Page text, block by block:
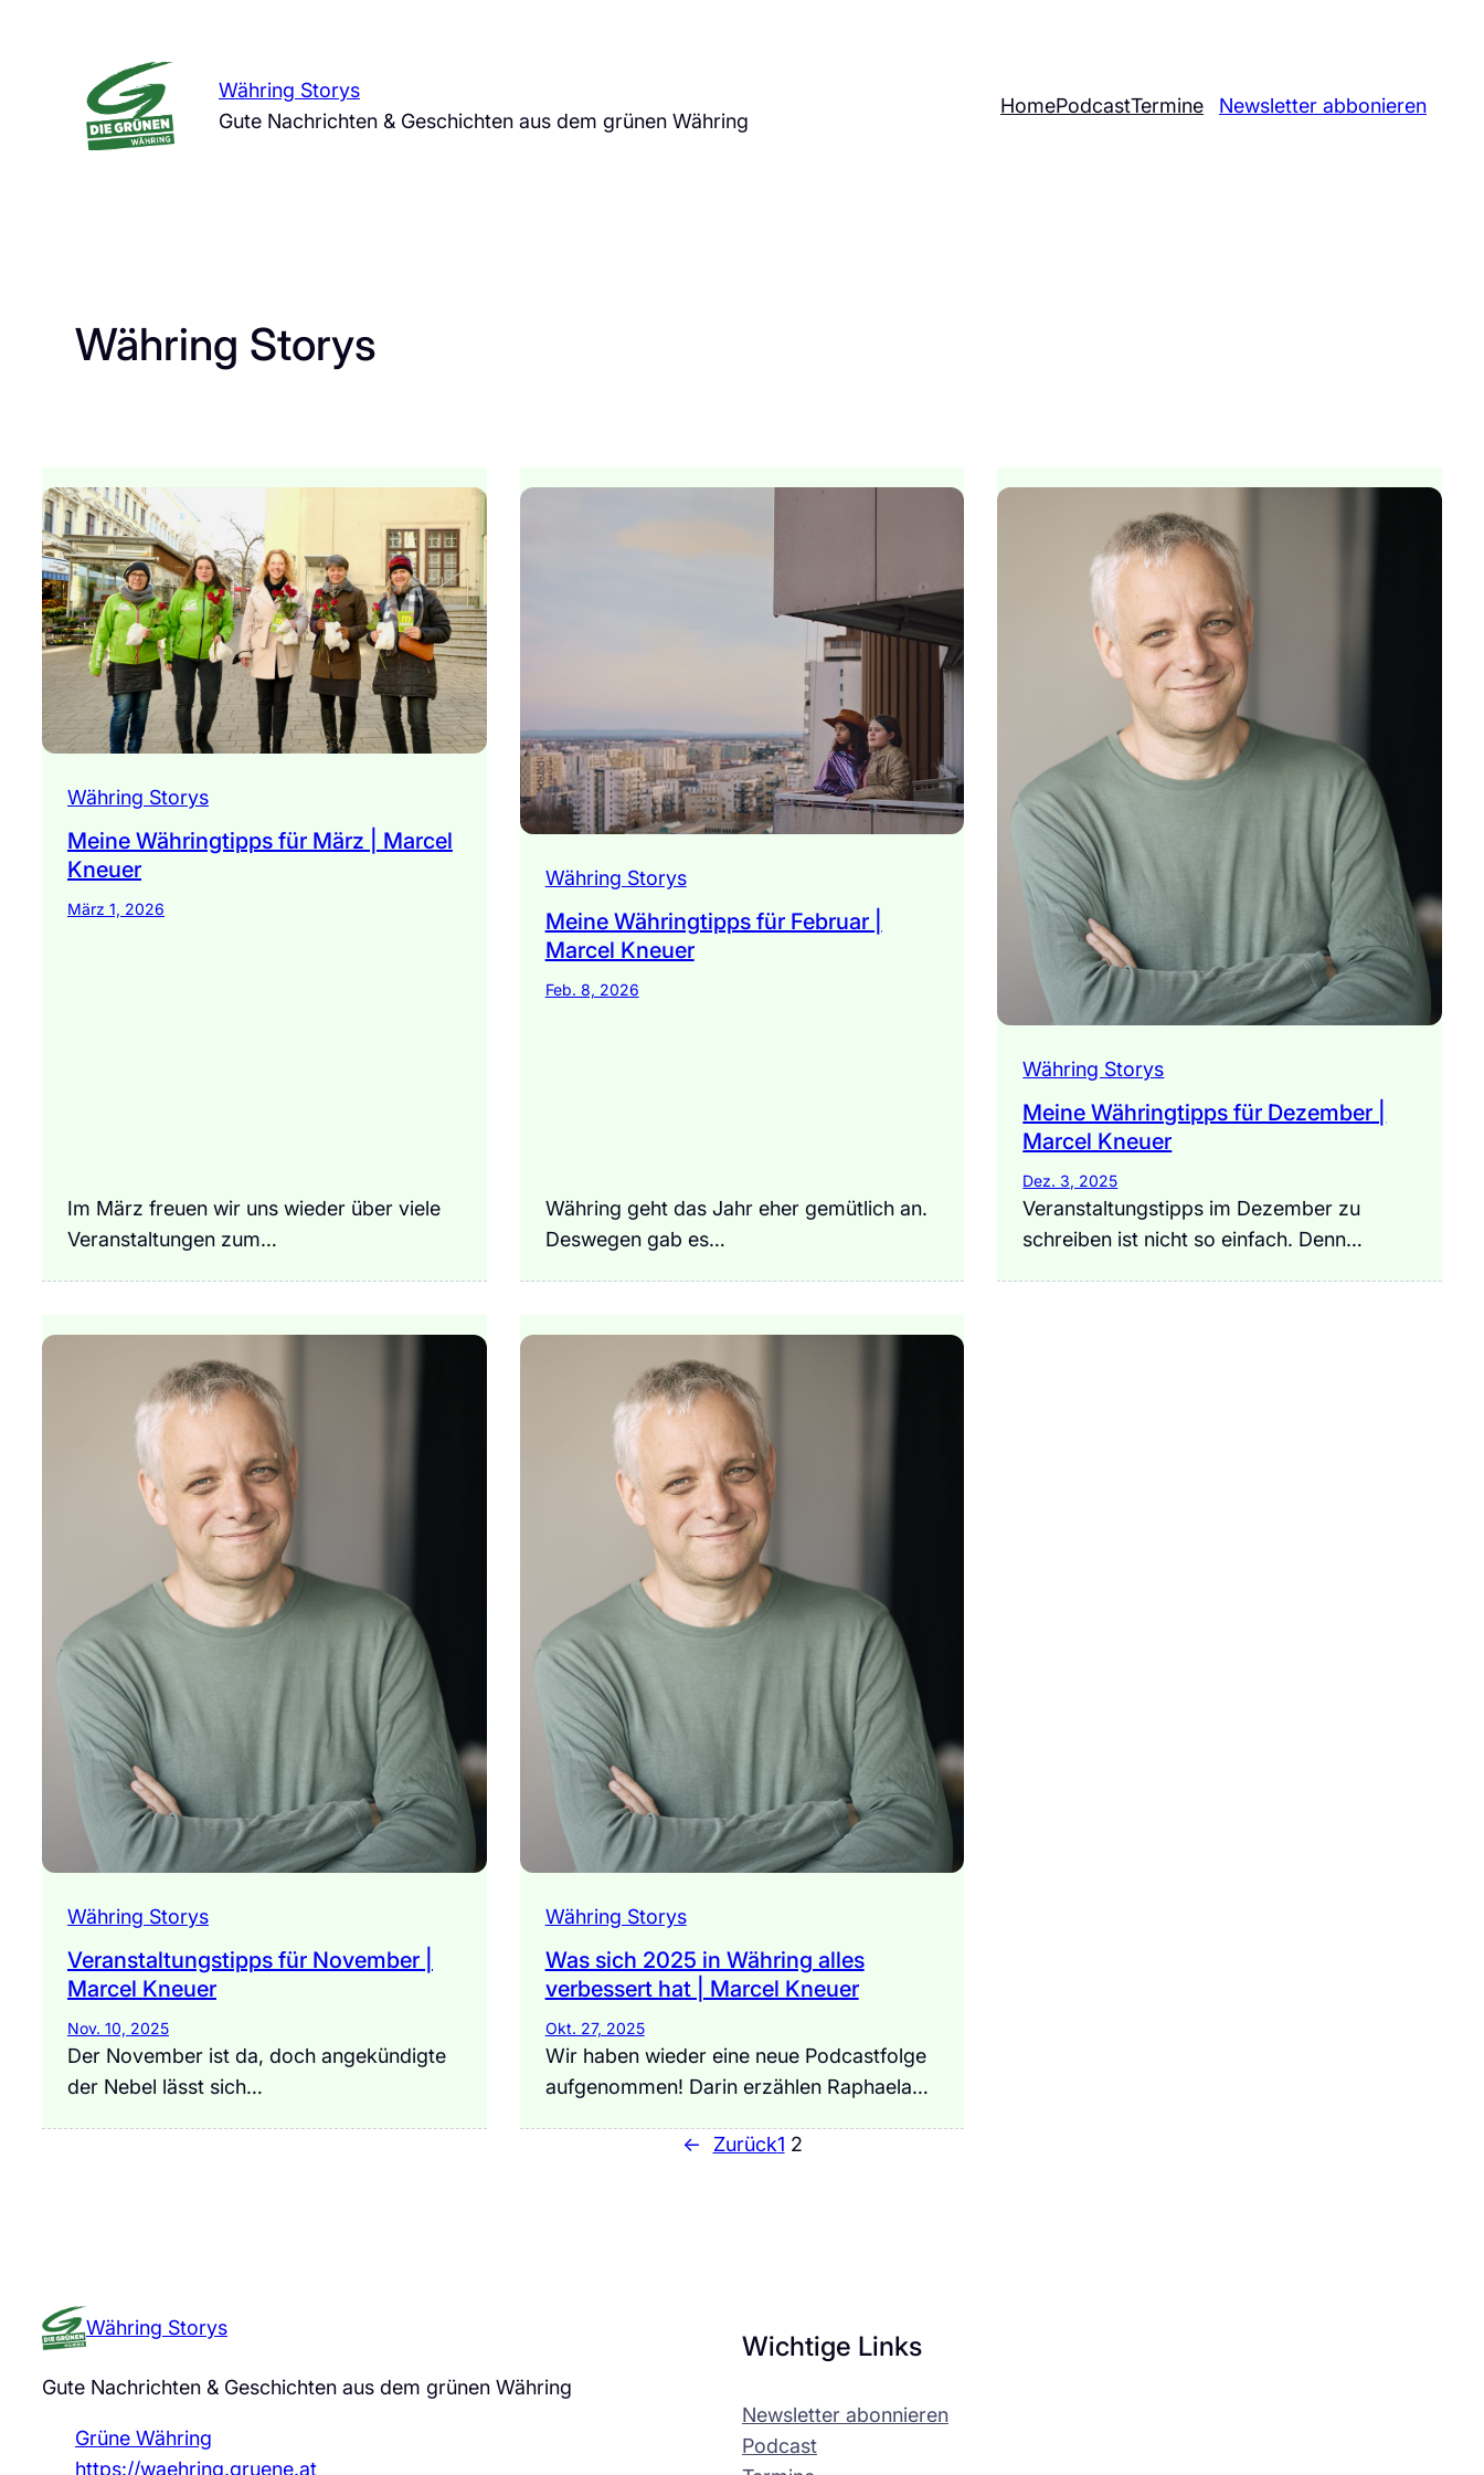
Währing Storys
Gute Nachrichten & Geschichten aus dem grünen Währing
HomePodcastTermine Newsletter abbonieren
Währing Storys
Währing Storys
Meine Währingtipps für März | Marcel
Kneuer
März 1, 2026
Im März freuen wir uns wieder über viele
Veranstaltungen zum…
Währing Storys
Meine Währingtipps für Februar |
Marcel Kneuer
Feb. 8, 2026
Währing geht das Jahr eher gemütlich an.
Deswegen gab es…
Währing Storys
Meine Währingtipps für Dezember |
Marcel Kneuer
Dez. 3, 2025
Veranstaltungstipps im Dezember zu
schreiben ist nicht so einfach. Denn…
Währing Storys
Veranstaltungstipps für November |
Marcel Kneuer
Nov. 10, 2025
Der November ist da, doch angekündigte
der Nebel lässt sich…
Währing Storys
Was sich 2025 in Währing alles
verbessert hat | Marcel Kneuer
Okt. 27, 2025
Wir haben wieder eine neue Podcastfolge
aufgenommen! Darin erzählen Raphaela…
← Zurück1 2
Währing Storys
Gute Nachrichten & Geschichten aus dem grünen Währing
Grüne Währing
https://waehring.gruene.at
Wichtige Links
Newsletter abonnieren
Podcast